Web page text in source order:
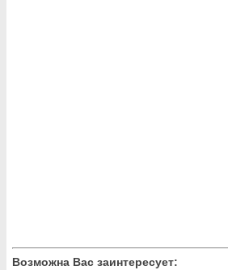
Возможна Вас заинтересует: